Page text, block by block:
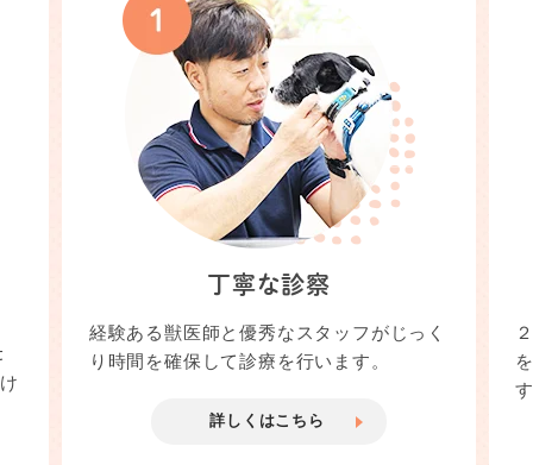
丁寧な診察
経験ある獣医師と優秀なスタッフがじっく
り時間を確保して診療を行います。
詳しくはこちら
す